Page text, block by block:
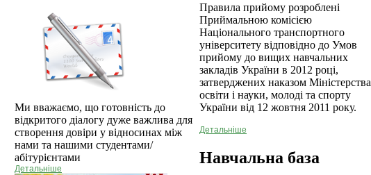
Ми вважаємо, що готовність до
відкритого діалогу дуже важлива для
створення довіри у відносинах між
нами та нашими студентами/
абітурієнтами
Детальніше
Правила прийому розроблені
Приймальною комісією
Національного транспортного
університету відповідно до Умов
прийому до вищих навчальних
закладів України в 2012 році,
затверджених наказом Міністерства
освіти і науки, молоді та спорту
України від 12 жовтня 2011 року.
Детальніше
Навчальна база